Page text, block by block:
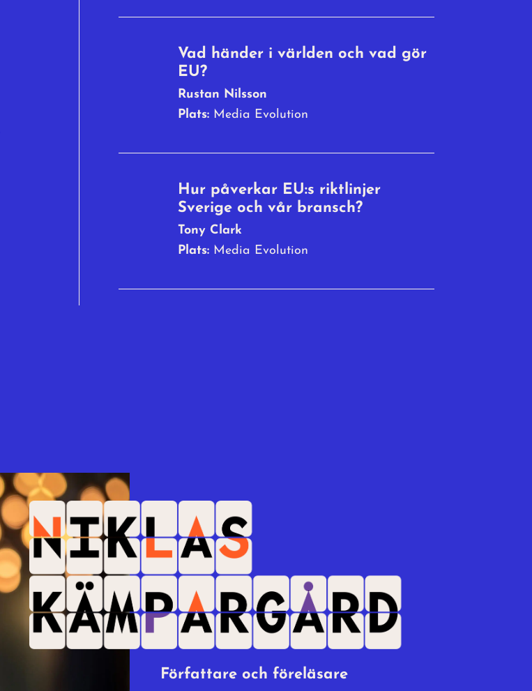
Vad händer i världen och vad gör
EU?
Rustan Nilsson
Plats: Media Evolution
Hur påverkar EU:s riktlinjer
Sverige och vår bransch?
Tony Clark
Plats: Media Evolution
Sysavstipendiet delas ut
Plats: Media Evolution
Niklas Kämpargård
Författare och föreläsare